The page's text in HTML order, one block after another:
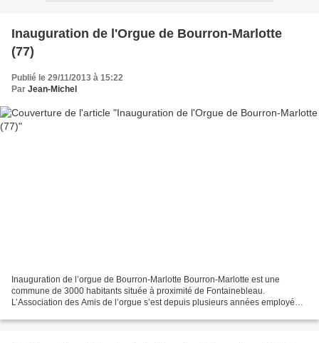
Inauguration de l'Orgue de Bourron-Marlotte
(77)
Publié le 29/11/2013 à 15:22
Par Jean-Michel
Inauguration de l’orgue de Bourron-Marlotte Bourron-Marlotte est une
commune de 3000 habitants située à proximité de Fontainebleau.
L’Association des Amis de l’orgue s’est depuis plusieurs années employée à